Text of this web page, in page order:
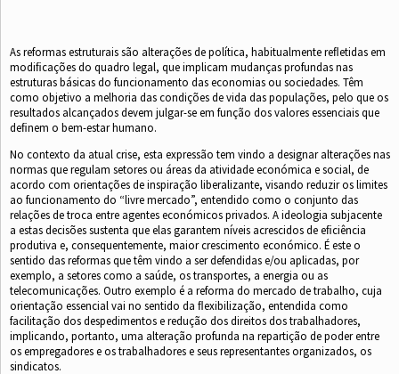
As reformas estruturais são alterações de política, habitualmente reﬂetidas em
modiﬁcações do quadro legal, que implicam mudanças profundas nas
estruturas básicas do funcionamento das economias ou sociedades. Têm
como objetivo a melhoria das condições de vida das populações, pelo que os
resultados alcançados devem julgar-se em função dos valores essenciais que
deﬁnem o bem-estar humano.
No contexto da atual crise, esta expressão tem vindo a designar alterações nas
normas que regulam setores ou áreas da atividade económica e social, de
acordo com orientações de inspiração liberalizante, visando reduzir os limites
ao funcionamento do “livre mercado”, entendido como o conjunto das
relações de troca entre agentes económicos privados. A ideologia subjacente
a estas decisões sustenta que elas garantem níveis acrescidos de eﬁciência
produtiva e, consequentemente, maior crescimento económico. É este o
sentido das reformas que têm vindo a ser defendidas e/ou aplicadas, por
exemplo, a setores como a saúde, os transportes, a energia ou as
telecomunicações. Outro exemplo é a reforma do mercado de trabalho, cuja
orientação essencial vai no sentido da ﬂexibilização, entendida como
facilitação dos despedimentos e redução dos direitos dos trabalhadores,
implicando, portanto, uma alteração profunda na repartição de poder entre
os empregadores e os trabalhadores e seus representantes organizados, os
sindicatos.